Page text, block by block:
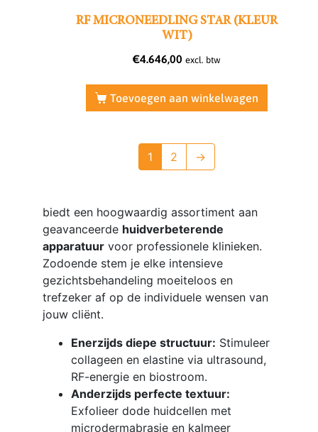
RF MICRONEEDLING STAR (KLEUR
WIT)
€4.646,00 excl. btw
Toevoegen aan winkelwagen
1 2 →
biedt een hoogwaardig assortiment aan
geavanceerde huidverbeterende
apparatuur voor professionele klinieken.
Zodoende stem je elke intensieve
gezichtsbehandeling moeiteloos en
trefzeker af op de individuele wensen van
jouw cliënt.
Enerzijds diepe structuur: Stimuleer
collageen en elastine via ultrasound,
RF-energie en biostroom.
Anderzijds perfecte textuur:
Exfolieer dode huidcellen met
microdermabrasie en kalmeer